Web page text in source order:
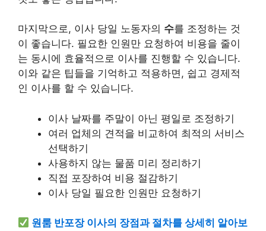
마지막으로, 이사 당일 노동자의 수를 조정하는 것
이 좋습니다. 필요한 인원만 요청하여 비용을 줄이
는 동시에 효율적으로 이사를 진행할 수 있습니다.
이와 같은 팁들을 기억하고 적용하면, 쉽고 경제적
인 이사를 할 수 있습니다.
이사 날짜를 주말이 아닌 평일로 조정하기
여러 업체의 견적을 비교하여 최적의 서비스
선택하기
사용하지 않는 물품 미리 정리하기
직접 포장하여 비용 절감하기
이사 당일 필요한 인원만 요청하기
원룸 반포장 이사의 장점과 절차를 상세히 알아보